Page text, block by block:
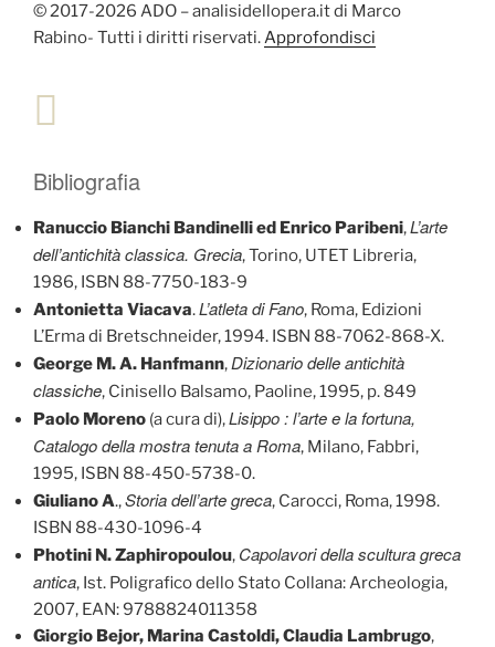
© 2017-2026 ADO – analisidellopera.it di Marco
Rabino- Tutti i diritti riservati.Approfondisci
Bibliografia
Ranuccio Bianchi Bandinelli ed Enrico Paribeni,L’arte
dell’antichità classica. Grecia, Torino, UTET Libreria,
1986, ISBN 88-7750-183-9
Antonietta Viacava.L’atleta di Fano, Roma, Edizioni
L’Erma di Bretschneider, 1994. ISBN 88-7062-868-X.
George M. A. Hanfmann, Dizionario delle antichità
classiche, Cinisello Balsamo, Paoline, 1995, p. 849
Paolo Moreno (a cura di),Lisippo : l’arte e la fortuna,
Catalogo della mostra tenuta a Roma, Milano, Fabbri,
1995, ISBN 88-450-5738-0.
Giuliano A.,Storia dell’arte greca, Carocci, Roma, 1998.
ISBN 88-430-1096-4
Photini N. Zaphiropoulou, Capolavori della scultura greca
antica, Ist. Poligrafico dello Stato Collana: Archeologia,
2007, EAN: 9788824011358
Giorgio Bejor, Marina Castoldi, Claudia Lambrugo,